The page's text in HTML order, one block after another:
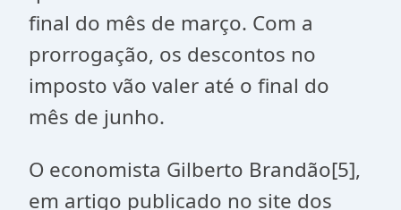
final do mês de março. Com a
prorrogação, os descontos no
imposto vão valer até o final do
mês de junho.
O economista Gilberto Brandão[5],
em artigo publicado no site dos